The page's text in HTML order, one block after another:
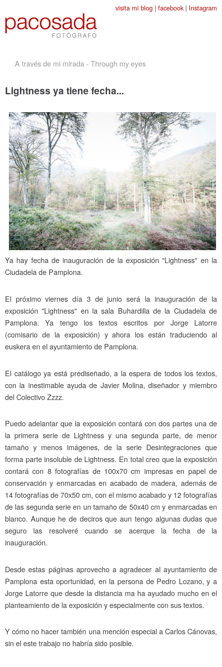
Jump to navigation
visita mi blog | facebook| Instagram
A través de mi mirada - Through my eyes
Lightness ya tiene fecha...
Ya hay fecha de inauguración de la exposición "Lightness" en la
Ciudadela de Pamplona.
El próximo viernes día 3 de junio será la inauguración de la
exposición "Lightness" en la sala Buhardilla de la Ciudadela de
Pamplona. Ya tengo los textos escritos por Jorge Latorre
(comisario de la exposición) y ahora los están traduciendo al
euskera en el ayuntamiento de Pamplona.
El catálogo ya está prediseñado, a la espera de todos los textos,
con la inestimable ayuda de Javier Molina, diseñador y miembro
del Colectivo Zzzz.
Puedo adelantar que la exposición contará con dos partes una de
la primera serie de Lightness y una segunda parte, de menor
tamaño y menos imágenes, de la serie Desintegraciones que
forma parte insoluble de Lightness. En total creo que la exposición
contará con 8 fotografías de 100x70 cm impresas en papel de
conservación y enmarcadas en acabado de madera, además de
14 fotografías de 70x50 cm, con el mismo acabado y 12 fotografías
de las segunda serie en un tamaño de 50x40 cm y enmarcadas en
blanco. Aunque he de deciros que aun tengo algunas dudas que
seguro las resolveré cuando se acerque la fecha de la
inauguración.
Desde estas páginas aprovecho a agradecer al ayuntamiento de
Pamplona esta oportunidad, en la persona de Pedro Lozano, y a
Jorge Latorre que desde la distancia ma ha ayudado mucho en el
planteamiento de la exposición y especialmente con sus textos.
Y cómo no hacer también una mención especial a Carlos Cánovas,
sin el este trabajo no habría sido posible.